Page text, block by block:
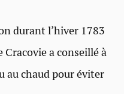
durant l’hiver 1783
Cracovie a conseillé à
au chaud pour éviter